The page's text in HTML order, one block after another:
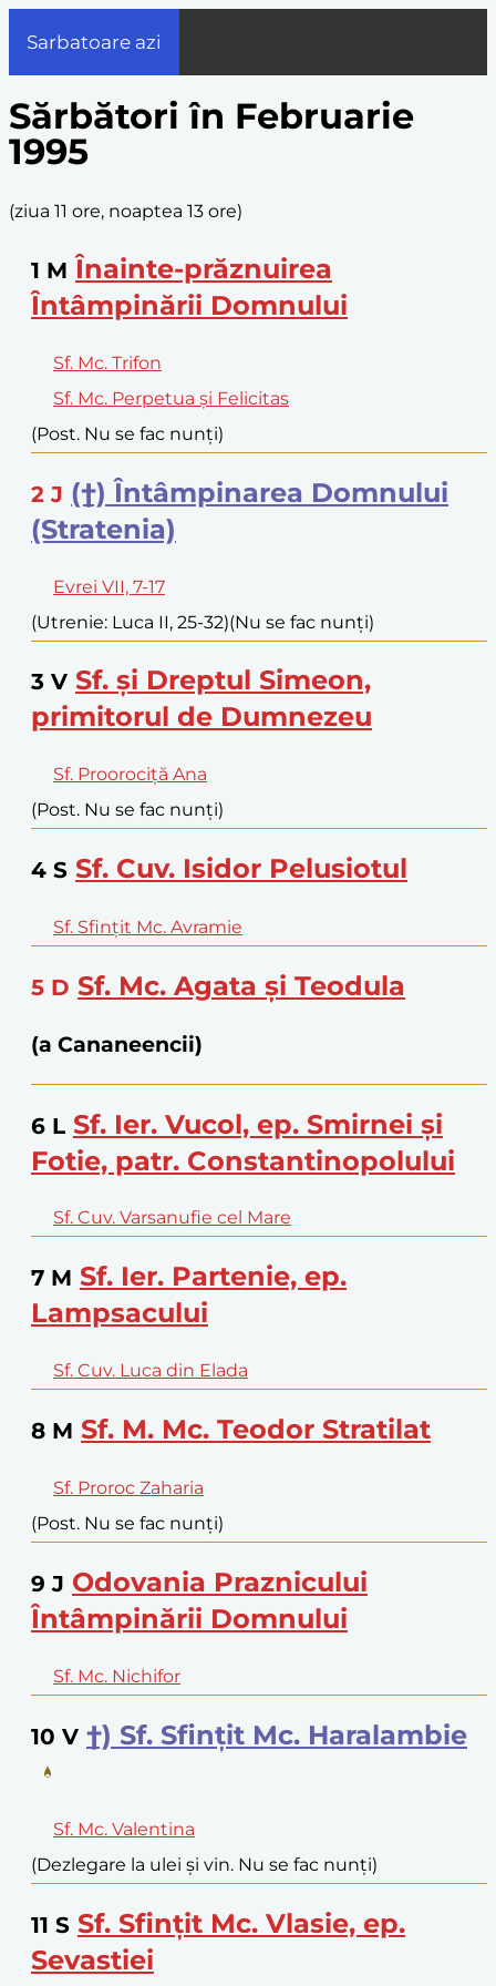
Sarbatoare azi
Sărbători în Februarie
1995
(ziua 11 ore, noaptea 13 ore)
1 M Înainte-prăznuirea
Întâmpinării Domnului
Sf. Mc. Trifon
Sf. Mc. Perpetua și Felicitas
(Post. Nu se fac nunți)
2 J (†) Întâmpinarea Domnului
(Stratenia)
Evrei VII, 7-17
(Utrenie: Luca II, 25-32)(Nu se fac nunți)
3 V Sf. și Dreptul Simeon,
primitorul de Dumnezeu
Sf. Proorociță Ana
(Post. Nu se fac nunți)
4 S Sf. Cuv. Isidor Pelusiotul
Sf. Sfințit Mc. Avramie
5 D Sf. Mc. Agata și Teodula
(a Cananeencii)
6 L Sf. Ier. Vucol, ep. Smirnei și
Fotie, patr. Constantinopolului
Sf. Cuv. Varsanufie cel Mare
7 M Sf. Ier. Partenie, ep.
Lampsacului
Sf. Cuv. Luca din Elada
8 M Sf. M. Mc. Teodor Stratilat
Sf. Proroc Zaharia
(Post. Nu se fac nunți)
9 J Odovania Praznicului
Întâmpinării Domnului
Sf. Mc. Nichifor
10 V †) Sf. Sfințit Mc. Haralambie
Sf. Mc. Valentina
(Dezlegare la ulei și vin. Nu se fac nunți)
11 S Sf. Sfințit Mc. Vlasie, ep.
Sevastiei